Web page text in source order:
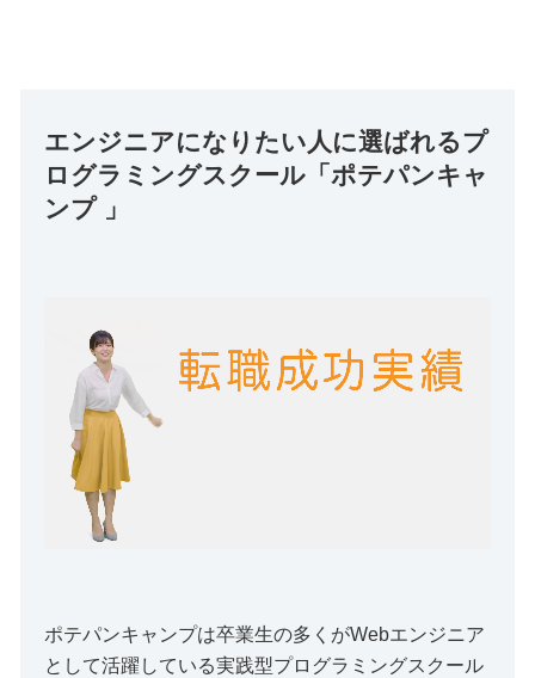
エンジニアになりたい人に選ばれるプ
ログラミングスクール「ポテパンキャ
ンプ 」
ポテパンキャンプは卒業生の多くがWebエンジニア
として活躍している実践型プログラミングスクール